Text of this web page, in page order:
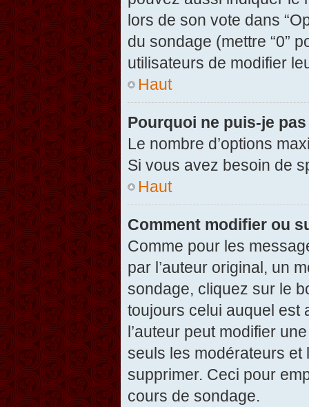
lors de son vote dans
du sondage (mettre “0”
utilisateurs de modifier
Haut
Pourquoi ne puis-je
Le nombre d’options
Si vous avez besoin de
Haut
Comment modifier ou
Comme pour les
par l’auteur original, un
sondage, cliquez sur le
toujours celui auquel est
l’auteur peut modifier
seuls les modérateurs et
supprimer. Ceci pour
cours de sondage.